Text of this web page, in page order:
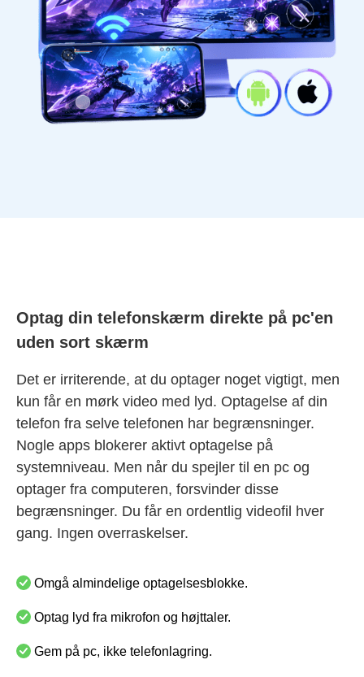
Optag din telefonskærm direkte på pc'en
uden sort skærm
Det er irriterende, at du optager noget vigtigt, men
kun får en mørk video med lyd. Optagelse af din
telefon fra selve telefonen har begrænsninger.
Nogle apps blokerer aktivt optagelse på
systemniveau. Men når du spejler til en pc og
optager fra computeren, forsvinder disse
begrænsninger. Du får en ordentlig videofil hver
gang. Ingen overraskelser.
Omgå almindelige optagelsesblokke.
Optag lyd fra mikrofon og højttaler.
Gem på pc, ikke telefonlagring.